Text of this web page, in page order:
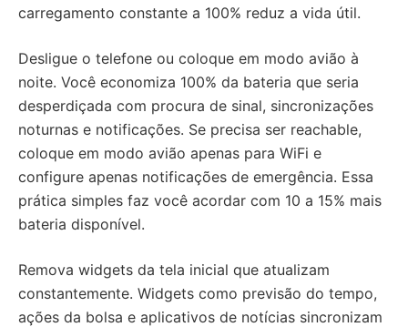
carregamento constante a 100% reduz a vida útil.
Desligue o telefone ou coloque em modo avião à
noite. Você economiza 100% da bateria que seria
desperdiçada com procura de sinal, sincronizações
noturnas e notificações. Se precisa ser reachable,
coloque em modo avião apenas para WiFi e
configure apenas notificações de emergência. Essa
prática simples faz você acordar com 10 a 15% mais
bateria disponível.
Remova widgets da tela inicial que atualizam
constantemente. Widgets como previsão do tempo,
ações da bolsa e aplicativos de notícias sincronizam